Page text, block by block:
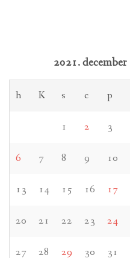
2021. december
h K s c p
1 2 3
6 7 8 9 10
13 14 15 16 17
20 21 22 23 24
27 28 29 30 31